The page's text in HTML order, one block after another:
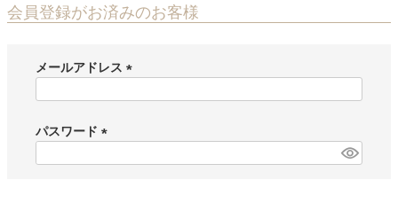
会員登録がお済みのお客様
メールアドレス
)
パスワード